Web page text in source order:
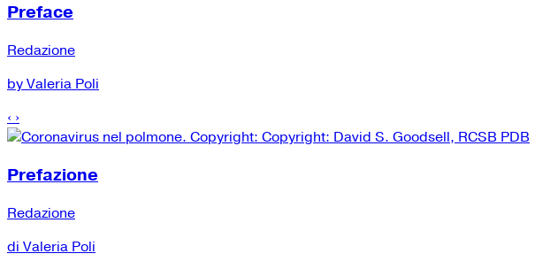
Preface
Redazione
by Valeria Poli
‹ ›
Prefazione
Redazione
di Valeria Poli